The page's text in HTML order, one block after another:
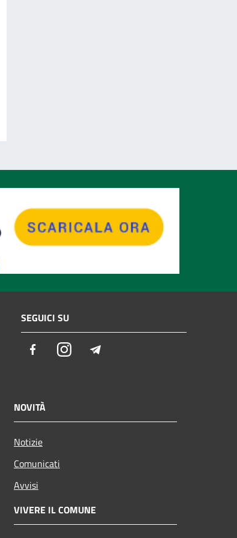
SEGUICI SU
FacebookInstagram
NOVITÀ
Notizie
Comunicati
Avvisi
VIVERE IL COMUNE